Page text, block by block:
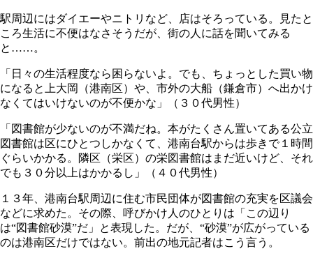
駅周辺にはダイエーやニトリなど、店はそろっている。見たと
ころ生活に不便はなさそうだが、街の人に話を聞いてみる
と……。
「日々の生活程度なら困らないよ。でも、ちょっとした買い物
になると上大岡（港南区）や、市外の大船（鎌倉市）へ出かけ
なくてはいけないのが不便かな」（３０代男性）
「図書館が少ないのが不満だね。本がたくさん置いてある公立
図書館は区にひとつしかなくて、港南台駅からは歩きで１時間
ぐらいかかる。隣区（栄区）の栄図書館はまだ近いけど、それ
でも３０分以上はかかるし」（４０代男性）
１３年、港南台駅周辺に住む市民団体が図書館の充実を区議会
などに求めた。その際、呼びかけ人のひとりは「この辺り
は“図書館砂漠”だ」と表現した。だが、“砂漠”が広がっている
のは港南区だけではない。前出の地元記者はこう言う。